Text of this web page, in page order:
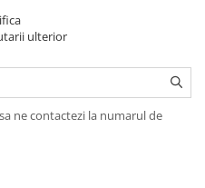
ulterior
ne contactezi la numarul de